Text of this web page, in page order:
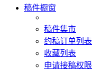
稿件橱窗
稿件集市
约稿订单列表
收藏列表
申请接稿权限